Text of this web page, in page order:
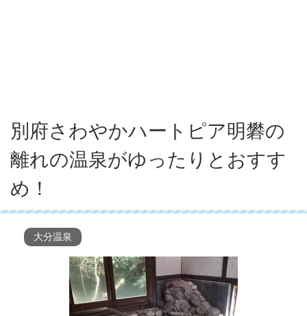
別府さわやかハートピア明礬の
離れの温泉がゆったりとおすす
め！
大分温泉